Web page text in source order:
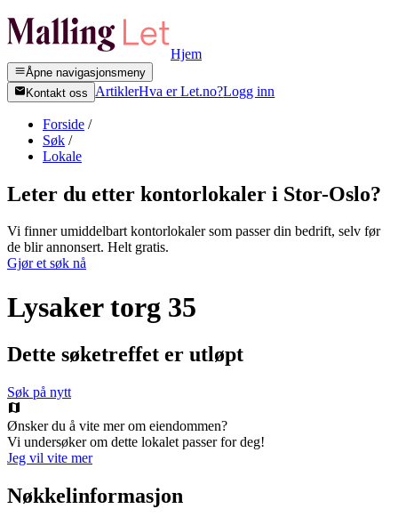
Hjem
Åpne navigasjonsmeny
Kontakt oss
ArtiklerHva er Let.no?Logg inn
Forside /
Søk /
Lokale
Leter du etter kontorlokaler i Stor-Oslo?
Vi finner umiddelbart kontorlokaler som passer din bedrift, selv før
de blir annonsert. Helt gratis.
Gjør et søk nå
Lysaker torg 35
Dette søketreffet er utløpt
Søk på nytt
Ønsker du å vite mer om eiendommen?
Vi undersøker om dette lokalet passer for deg!
Jeg vil vite mer
Nøkkelinformasjon